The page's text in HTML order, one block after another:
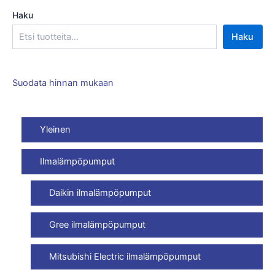
Haku
Haku
Suodata hinnan mukaan
Yleinen
Ilmalämpöpumput
Daikin ilmalämpöpumput
Gree ilmalämpöpumput
Mitsubishi Electric ilmalämpöpumput